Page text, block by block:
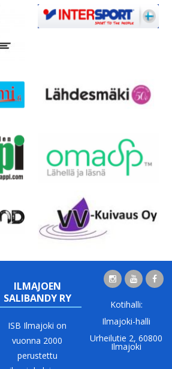
ILMAJOEN
SALIBANDY RY
ISB Ilmajoki on
vuonna 2000
perustettu
Kotihalli:
Ilmajoki-halli
Urheilutie 2, 60800
Ilmajoki